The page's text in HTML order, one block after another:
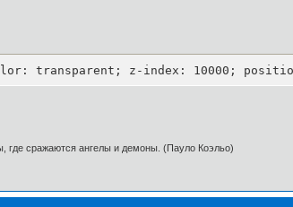
transparent; z-index: 10000;
где сражаются ангелы и демоны. (Пауло Коэльо)